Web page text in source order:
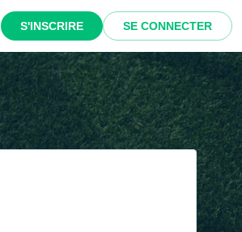
S'INSCRIRE SE CONNECTER